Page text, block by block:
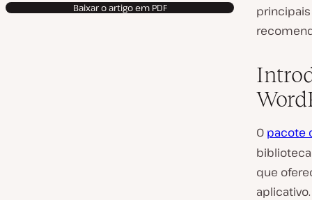
Baixar o artigo em PDF
O pacote
que